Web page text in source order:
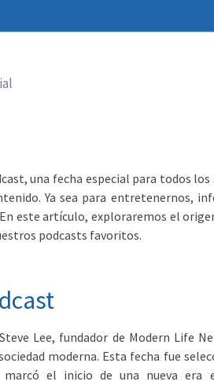
una fecha especial para todos
Ya sea para entretenernos,
este artículo, exploraremos el
podcasts favoritos.
Lee, fundador de Modern Life
moderna. Esta fecha fue
el inicio de una nueva era